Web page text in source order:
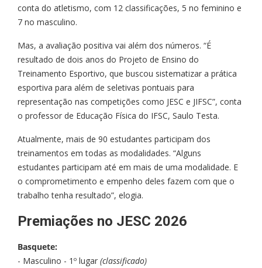
conta do atletismo, com 12 classificações, 5 no feminino e
7 no masculino.
Mas, a avaliação positiva vai além dos números. “É
resultado de dois anos do Projeto de Ensino do
Treinamento Esportivo, que buscou sistematizar a prática
esportiva para além de seletivas pontuais para
representação nas competições como JESC e JIFSC”, conta
o professor de Educação Física do IFSC, Saulo Testa.
Atualmente, mais de 90 estudantes participam dos
treinamentos em todas as modalidades. “Alguns
estudantes participam até em mais de uma modalidade. E
o comprometimento e empenho deles fazem com que o
trabalho tenha resultado”, elogia.
Premiações no JESC 2026
Basquete:
- Masculino - 1º lugar (classificado)